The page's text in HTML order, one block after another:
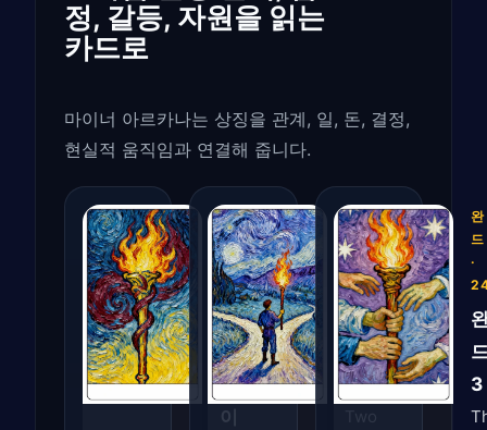
정, 갈등, 자원을 읽는
카드로
마이너 아르카나는 상징을 관계, 일, 돈, 결정,
현실적 움직임과 연결해 줍니다.
완
드
·
22
완
드
에
이
완
드
·
23
완
드
2
Two
완
드
·
3